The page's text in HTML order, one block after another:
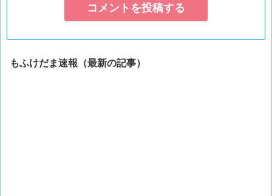
もふけだま速報（最新の記事）